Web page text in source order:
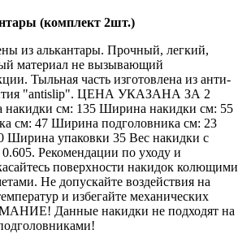
(комплект 2шт.)
из алькантары. Прочный, легкий,
материал не вызывающий
Тыльная часть изготовлена из анти-
"antislip". ЦЕНА УКАЗАНА ЗА 2
см: 135 Ширина накидки см: 55
см: 47 Ширина подголовника см: 23
Ширина упаковки 35 Вес накидки с
Рекомендации по уходу и
поверхности накидок колющими
Не допускайте воздействия на
и избегайте механических
Данные накидки не подходят на